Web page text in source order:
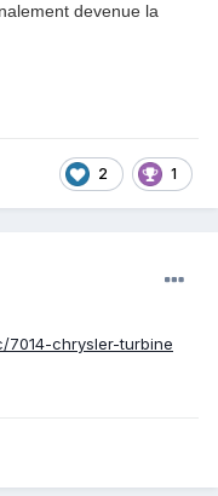
devenue la
2 1
chrysler-turbine